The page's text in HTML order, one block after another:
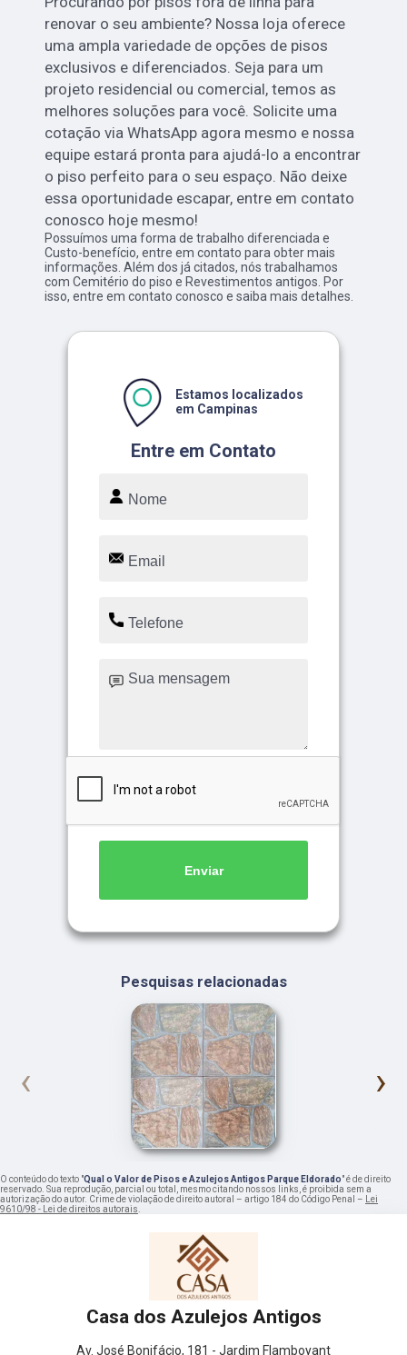
renovar o seu ambiente? Nossa loja oferece
uma ampla variedade de opções de pisos
exclusivos e diferenciados. Seja para um
projeto residencial ou comercial, temos as
melhores soluções para você. Solicite uma
cotação via WhatsApp agora mesmo e nossa
equipe estará pronta para ajudá-lo a encontrar
o piso perfeito para o seu espaço. Não deixe
essa oportunidade escapar, entre em contato
conosco hoje mesmo!
Possuímos uma forma de trabalho diferenciada e
Custo-benefício, entre em contato para obter mais
informações. Além dos já citados, nós trabalhamos
com Cemitério do piso e Revestimentos antigos. Por
isso, entre em contato conosco e saiba mais detalhes.
Entre em Contato
Estamos localizados
em Campinas
Enviar
Pesquisas relacionadas
‹ ›
O conteúdo do texto "Qual o Valor de Pisos e Azulejos Antigos Parque Eldorado" é de direito
reservado. Sua reprodução, parcial ou total, mesmo citando nossos links, é proibida sem a
autorização do autor. Crime de violação de direito autoral – artigo 184 do Código Penal –
Lei
9610/98 - Lei de direitos autorais
Casa dos Azulejos Antigos
Av. José Bonifácio, 181 - Jardim Flamboyant